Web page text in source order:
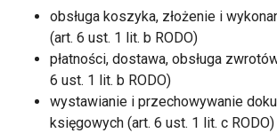
obsługa koszyka, złożenie i
(art. 6 ust. 1 lit. b RODO)
płatności, dostawa, obsługa
6 ust. 1 lit. b RODO)
wystawianie i przechowywanie
księgowych (art. 6 ust. 1 lit. c RODO)